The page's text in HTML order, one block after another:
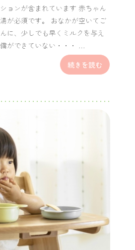
ョンが含まれています 赤ちゃん
が必須です。 おなかが空いてご
に、少しでも早くミルクを与え
ができていない・・・ …
続きを読む